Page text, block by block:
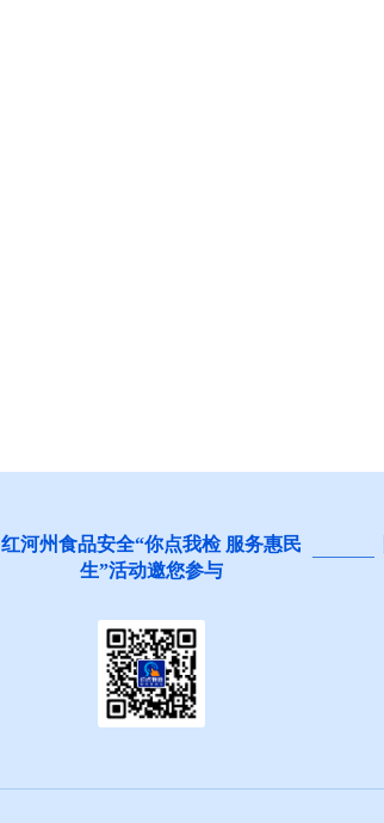
红河州食品安全“你点我检 服务惠民
生”活动邀您参与